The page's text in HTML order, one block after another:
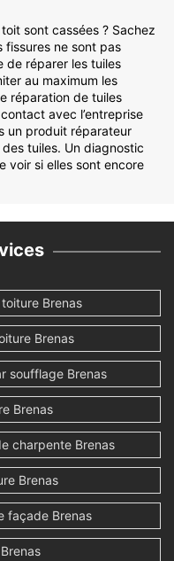
sont cassées ? Sachez
fissures ne sont pas
de réparer les tuiles
au maximum les
réparation de tuiles
avec l’entreprise
un produit réparateur
tuiles. Un diagnostic
voir si elles sont encore
Brenas
Brenas
soufflage Brenas
Brenas
charpente Brenas
Brenas
façade Brenas